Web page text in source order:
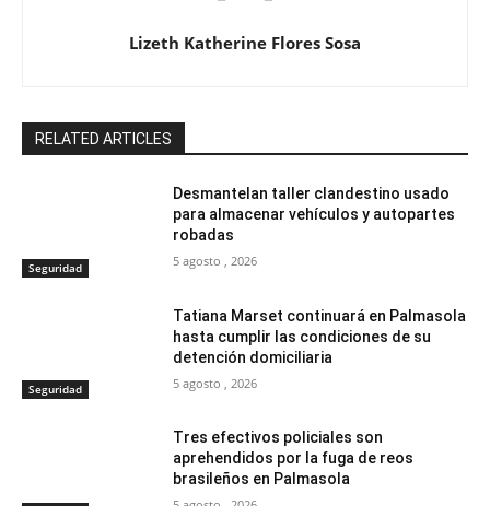
Lizeth Katherine Flores Sosa
RELATED ARTICLES
Seguridad
Desmantelan taller clandestino usado
para almacenar vehículos y autopartes
robadas
5 agosto , 2026
Seguridad
Tatiana Marset continuará en Palmasola
hasta cumplir las condiciones de su
detención domiciliaria
5 agosto , 2026
Tres efectivos policiales son
aprehendidos por la fuga de reos
brasileños en Palmasola